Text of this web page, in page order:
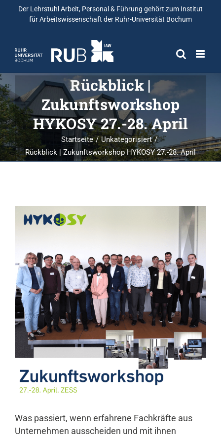
Der Lehrstuhl Arbeit, Personal & Führung gehört zum Institut
für Arbeitswissenschaft der Ruhr-Universität Bochum
Rückblick |
Zukunftsworkshop
HYKOSY 27.-28. April
Startseite
Unkategorisiert
Rückblick | Zukunftsworkshop HYKOSY 27.-28. April
Was passiert, wenn erfahrene Fachkräfte aus
Unternehmen ausscheiden und mit ihnen